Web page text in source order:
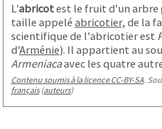
L'abricotest le fruit d'un arbre
taille appelé abricotier, de la
scientifique de l'abricotier est
d'Arménie). Il appartient au
Armeniacaavec les quatre
Contenu soumis à la licence CC-BY-SA.
français(auteurs)